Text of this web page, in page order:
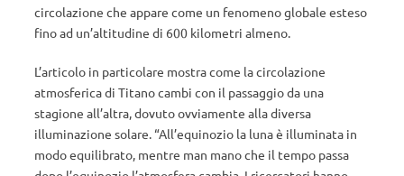
circolazione che appare come un fenomeno globale esteso
fino ad un’altitudine di 600 kilometri almeno.
L’articolo in particolare mostra come la circolazione
atmosferica di Titano cambi con il passaggio da una
stagione all’altra, dovuto ovviamente alla diversa
illuminazione solare. “All’equinozio la luna è illuminata in
modo equilibrato, mentre man mano che il tempo passa